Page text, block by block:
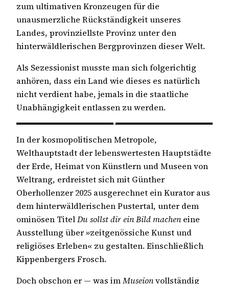
zum ultimativen Kronzeugen für die
unausmerzliche Rückständigkeit unseres
Landes, provinziellste Provinz unter den
hinterwäldlerischen Bergprovinzen dieser Welt.
Als Sezessionist musste man sich folgerichtig
anhören, dass ein Land wie dieses es natürlich
nicht verdient habe, jemals in die staatliche
Unabhängigkeit entlassen zu werden.
In der kosmopolitischen Metropole,
Welthauptstadt der lebenswertesten Hauptstädte
der Erde, Heimat von Künstlern und Museen von
Weltrang, erdreistet sich mit Günther
Oberhollenzer 2025 ausgerechnet ein Kurator aus
dem hinterwäldlerischen Pustertal, unter dem
ominösen TitelDu sollst dir ein Bild machen eine
Ausstellung über »zeitgenössiche Kunst und
religiöses Erleben« zu gestalten. Einschließlich
Kippenbergers Frosch.
Doch obschon er — was imMuseionvollständig